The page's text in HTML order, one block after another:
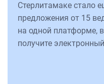
Стерлитамаке стало
предложения от 15
на одной платформе,
получите